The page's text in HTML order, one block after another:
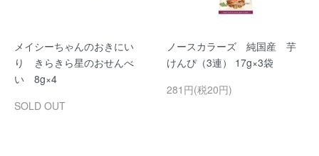
メイシーちゃんのおきにい
り きらきら星のおせんべ
い 8g×4
SOLD OUT
ノースカラーズ 純国産 芋
けんぴ（3連） 17g×3袋
281円(税20円)